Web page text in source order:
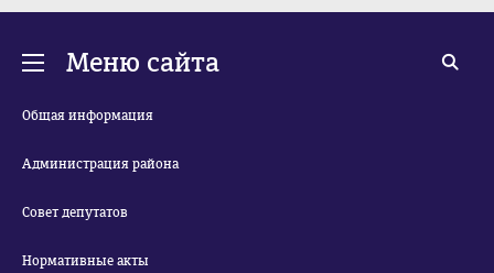
Меню сайта
Общая информация
Администрация района
Совет депутатов
Нормативные акты